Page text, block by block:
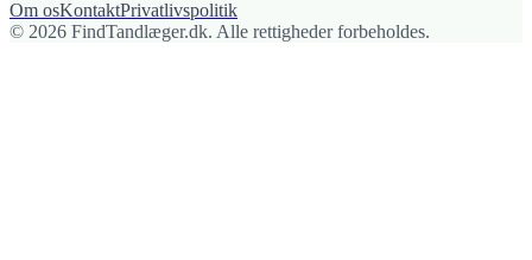
Om osKontaktPrivatlivspolitik
© 2026 FindTandlæger.dk. Alle rettigheder forbeholdes.